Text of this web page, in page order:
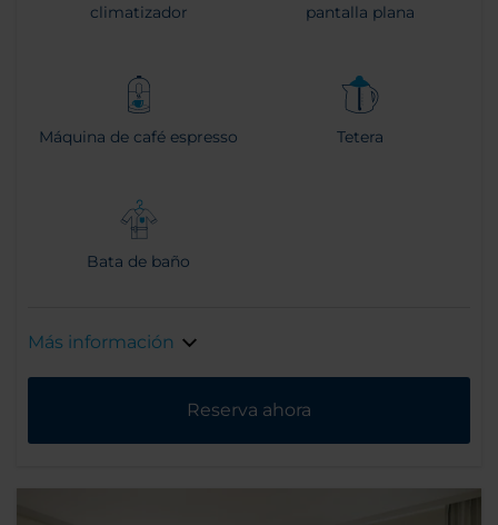
climatizador
pantalla plana
Máquina de café espresso Tetera
Bata de baño
Más información
Reserva ahora